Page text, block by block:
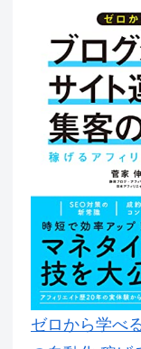
ゼロから学べ